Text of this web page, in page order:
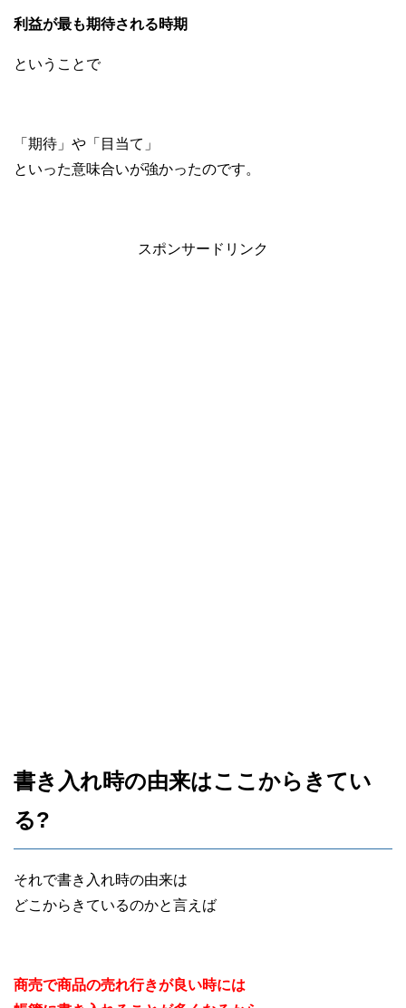
利益が最も期待される時期
ということで
「期待」や「目当て」
といった意味合いが強かったのです。
スポンサードリンク
書き入れ時の由来はここからきてい
る?
それで書き入れ時の由来は
どこからきているのかと言えば
商売で商品の売れ行きが良い時には